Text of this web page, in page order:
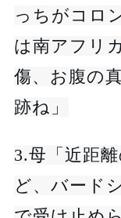
っちがコロ
は南アフリ
傷、お腹の
跡ね」
3.母「近距
ど、バード